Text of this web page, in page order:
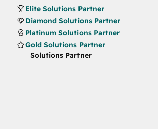
Elite Solutions Partner
Diamond Solutions Partner
Platinum Solutions Partner
Gold Solutions Partner
Solutions Partner